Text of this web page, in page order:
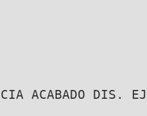
ACABADO DIS.